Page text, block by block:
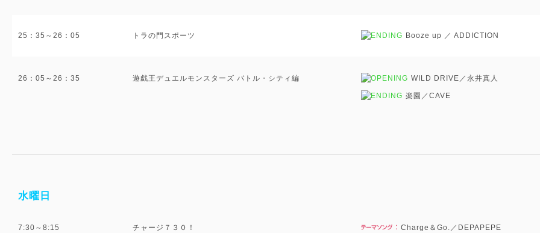
25：35～26：05 トラの門スポーツ Booze up ／ ADDICTION
26：05～26：35 遊戯王デュエルモンスターズ バトル・シティ編 WILD DRIVE／永井真人
楽園／CAVE
水曜日
7:30～8:15 チャージ７３０！ Charge＆Go.／DEPAPEPE